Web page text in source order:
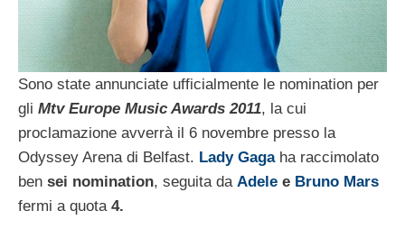
Sono state annunciate ufficialmente le nomination per
gli Mtv Europe Music Awards 2011, la cui
proclamazione avverrà il 6 novembre presso la
Odyssey Arena di Belfast. Lady Gagaha raccimolato
ben sei nomination, seguita da Adele e Bruno Mars
fermi a quota 4.